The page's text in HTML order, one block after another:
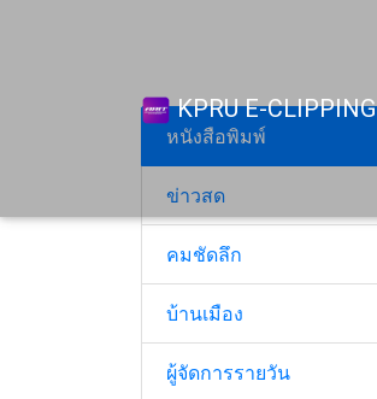
KPRU E-CLIPPING
หนังสือพิมพ์
ข่าวสด
คมชัดลึก
บ้านเมือง
ผู้จัดการรายวัน